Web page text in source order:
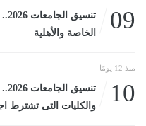
09
الخاصة والأهلية
منذ 12 يومًا
10
والكليات التى تشترط